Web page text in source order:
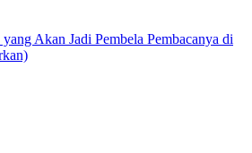
Akan Jadi Pembela Pembacanya di